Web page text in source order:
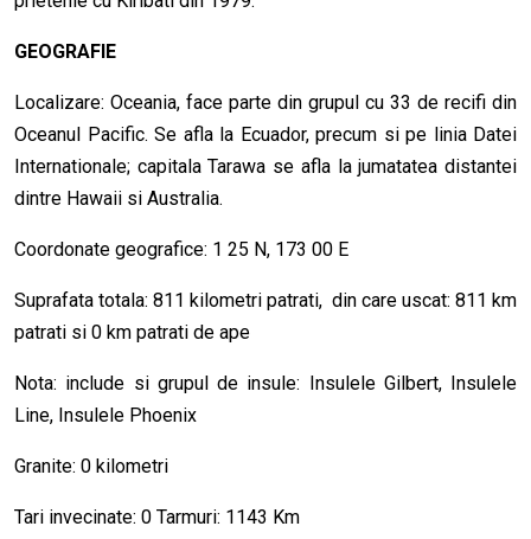
GEOGRAFIE
Localizare: Oceania, face parte din grupul cu 33 de recifi din
Oceanul Pacific. Se afla la Ecuador, precum si pe linia Datei
Internationale; capitala Tarawa se afla la jumatatea distantei
dintre Hawaii si Australia.
Coordonate geografice: 1 25 N, 173 00 E
Suprafata totala: 811 kilometri patrati, din care uscat: 811 km
patrati si 0 km patrati de ape
Nota: include si grupul de insule: Insulele Gilbert, Insulele
Line, Insulele Phoenix
Granite: 0 kilometri
Tari invecinate: 0 Tarmuri: 1143 Km